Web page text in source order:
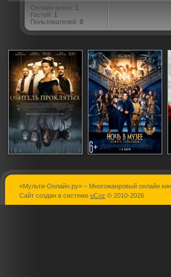
Онлайн всего: 1
Гостей: 1
Пользователей: 0
Обитель
Ночь в
«Мульти-Онлайн.ру» – Многожанровый онлайн
Сайт создан в системе uCoz © 2010-2026